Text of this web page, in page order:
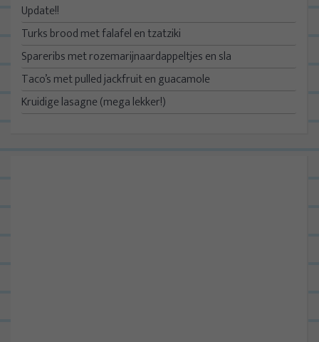
Update!!
Turks brood met falafel en tzatziki
Spareribs met rozemarijnaardappeltjes en sla
Taco’s met pulled jackfruit en guacamole
Kruidige lasagne (mega lekker!)